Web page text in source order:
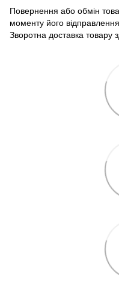
Повернення або обмін
моменту його
Зворотна доставка товару